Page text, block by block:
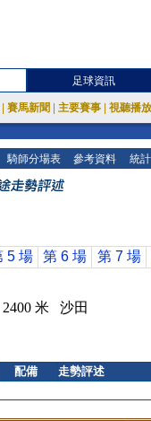
足球資訊
賽馬新聞 主要賽事 視聽播
騎師分場表 參考資料 統
5 場 第 6 場 第 7 場
米 沙田
配備
走勢評述